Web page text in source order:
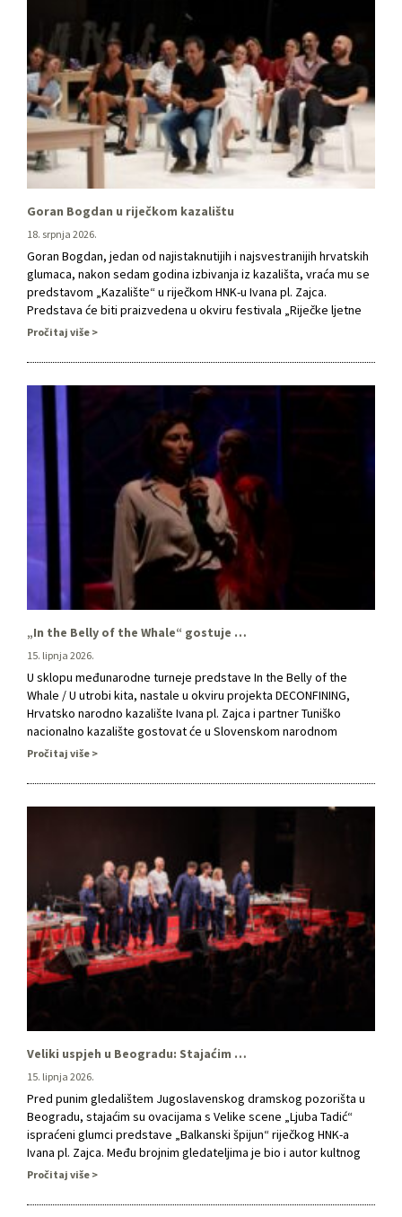
Goran Bogdan u riječkom kazalištu
18. srpnja 2026.
Goran Bogdan, jedan od najistaknutijih i najsvestranijih hrvatskih
glumaca, nakon sedam godina izbivanja iz kazališta, vraća mu se
predstavom „Kazalište“ u riječkom HNK-u Ivana pl. Zajca.
Predstava će biti praizvedena u okviru festivala „Riječke ljetne
noći“ u utorak 21. srpnja 2026., a riječ je o autorskom projektu
Goran Bogdan Goran …
Pročitaj više
„In the Belly of the Whale“ gostuje u Slovenskom narodnom gledališču Nova Gorica
15. lipnja 2026.
U sklopu međunarodne turneje predstave In the Belly of the
Whale / U utrobi kita, nastale u okviru projekta DECONFINING,
Hrvatsko narodno kazalište Ivana pl. Zajca i partner Tuniško
nacionalno kazalište gostovat će u Slovenskom narodnom
gledališču Nova Gorica 18.06.2026. u 20 sati. Gostovanje
priliku za daljnje povezivanje …
Pročitaj više
Veliki uspjeh u Beogradu: Stajaćim ovacijama ispraćen "Balkanski špijun" riječkog HNK -a
15. lipnja 2026.
Pred punim gledalištem Jugoslavenskog dramskog pozorišta u
Beogradu, stajaćim su ovacijama s Velike scene „Ljuba Tadić“
ispraćeni glumci predstave „Balkanski špijun“ riječkog HNK-a
Ivana pl. Zajca. Među brojnim gledateljima je bio i autor kultnog
dramskog teksta Dušan Kovačević.U predstavi u režiji Miloša
Graovac Lučev, Damir Orlić, Jasmin …
Pročitaj više